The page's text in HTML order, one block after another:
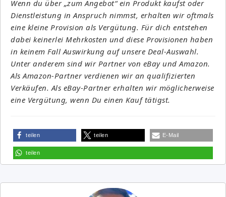
Wenn du über „zum Angebot“ ein Produkt kaufst oder
Dienstleistung in Anspruch nimmst, erhalten wir oftmals
eine kleine Provision als Vergütung. Für dich entstehen
dabei keinerlei Mehrkosten und diese Provisionen haben
in keinem Fall Auswirkung auf unsere Deal-Auswahl.
Unter anderem sind wir Partner von eBay und Amazon.
Als Amazon-Partner verdienen wir an qualifizierten
Verkäufen. Als eBay-Partner erhalten wir möglicherweise
eine Vergütung, wenn Du einen Kauf tätigst.
teilen teilen E-Mail
teilen